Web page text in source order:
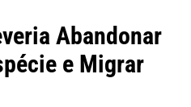
Abandonar
e Migrar